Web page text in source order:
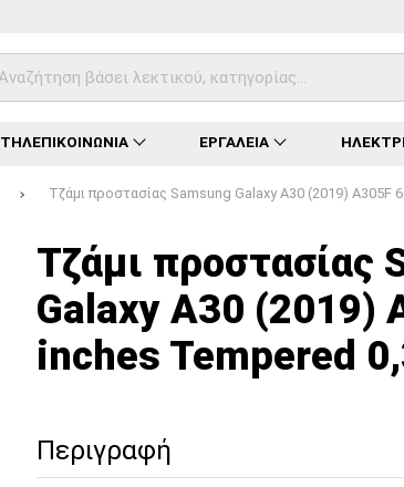
Φόρτωση...
Φόρτωση...
ΤΗΛΕΠΙΚΟΙΝΩΝΙΑ
Φόρτωση...
ΕΡΓΑΛΕΙΑ
Φόρτωση...
Φόρτωση...
Φόρτωση...
Φόρτωση...
Τζάμι προστασίας Samsung Galaxy A30 (2019) A305F
Τζάμι προστασίας
Galaxy A30 (2019)
inches Tempered
Περιγραφή